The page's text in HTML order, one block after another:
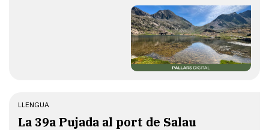
LLENGUA
​La 39a Pujada al port de Salau